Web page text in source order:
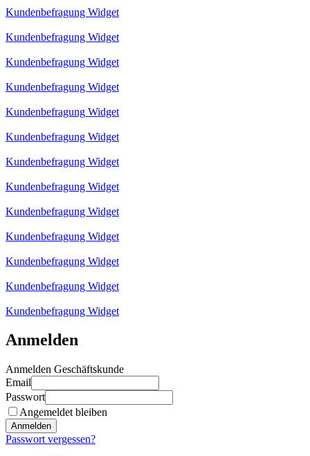
Kundenbefragung Widget
Kundenbefragung Widget
Kundenbefragung Widget
Kundenbefragung Widget
Kundenbefragung Widget
Kundenbefragung Widget
Kundenbefragung Widget
Kundenbefragung Widget
Kundenbefragung Widget
Kundenbefragung Widget
Kundenbefragung Widget
Kundenbefragung Widget
Kundenbefragung Widget
Anmelden
Anmelden Geschäftskunde
Email
Passwort
Angemeldet bleiben
Anmelden
Passwort vergessen?